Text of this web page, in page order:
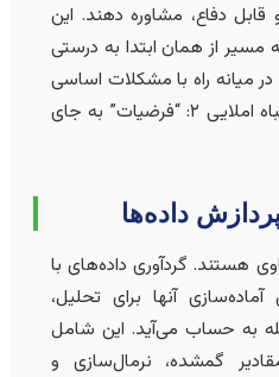
دفاع، مشاوره دهند. این
از همان ابتدا به درستی
راه با مشکلات اساسی
موضوعی مواجه نگردد. (اشتباه املایی ۲: “فرضیات” به جای
گردآوری داده‌های با
آنها برای تحلیل،
حساب می‌آید. این شامل
گمشده، نرمال‌سازی و